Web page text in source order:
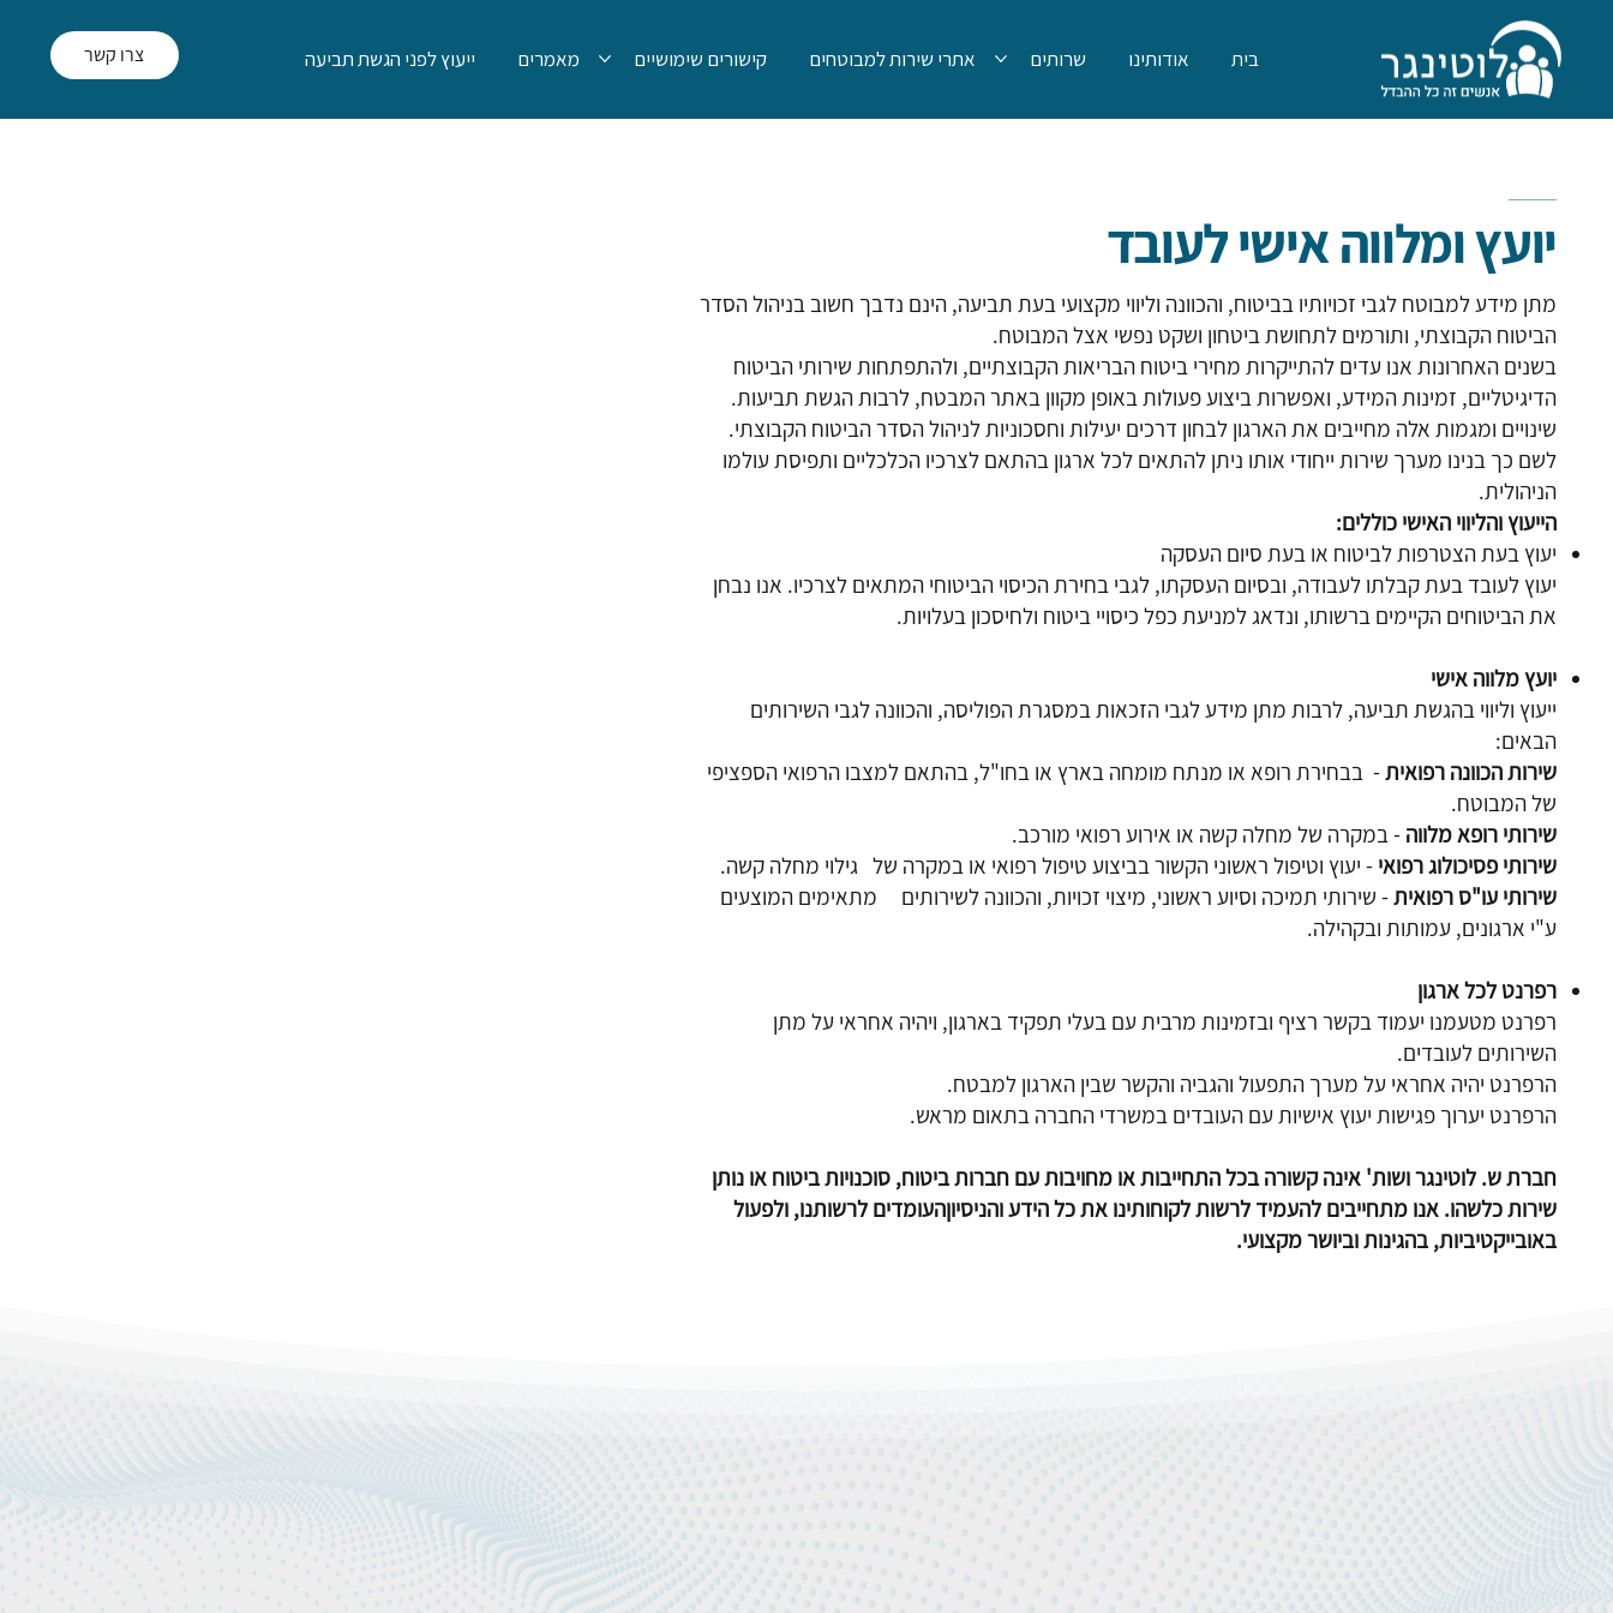
צרו קשר בית אודותינו שרותים אתרי שירות למבוטחים קישורים שימושיים מאמרים ייעוץ לפני הגשת תביעה
יועץ ומלווה אישי לעובד
מתן מידע למבוטח לגבי זכויותיו בביטוח, והכוונה וליווי מקצועי בעת תביעה, הינם נדבך חשוב בניהול הסדר
הביטוח הקבוצתי, ותורמים לתחושת ביטחון ושקט נפשי אצל המבוטח.
בשנים האחרונות אנו עדים להתייקרות מחירי ביטוח הבריאות הקבוצתיים, ולהתפתחות שירותי הביטוח
הדיגיטליים, זמינות המידע, ואפשרות ביצוע פעולות באופן מקוון באתר המבטח, לרבות הגשת תביעות.
שינויים ומגמות אלה מחייבים את הארגון לבחון דרכים יעילות וחסכוניות לניהול הסדר הביטוח הקבוצתי.
לשם כך בנינו מערך שירות ייחודי אותו ניתן להתאים לכל ארגון בהתאם לצרכיו הכלכליים ותפיסת עולמו
הניהולית.
הייעוץ והליווי האישי כוללים:
יעוץ בעת הצטרפות לביטוח או בעת סיום העסקה
יעוץ לעובד בעת קבלתו לעבודה, ובסיום העסקתו, לגבי בחירת הכיסוי הביטוחי המתאים לצרכיו. אנו נבחן
את הביטוחים הקיימים ברשותו, ונדאג למניעת כפל כיסויי ביטוח ולחיסכון בעלויות.
יועץ מלווה אישי​
ייעוץ וליווי בהגשת תביעה, לרבות מתן מידע לגבי הזכאות במסגרת הפוליסה, והכוונה לגבי השירותים
הבאים:
שירות הכוונה רפואית - בבחירת רופא או מנתח מומחה בארץ או בחו"ל, בהתאם למצבו הרפואי הספציפי
של המבוטח.
שירותי רופא מלווה - במקרה של מחלה קשה או אירוע רפואי מורכב.
שירותי פסיכולוג רפואי - יעוץ וטיפול ראשוני הקשור בביצוע טיפול רפואי או במקרה של גילוי מחלה קשה.
שירותי עו"ס רפואית- שירותי תמיכה וסיוע ראשוני, מיצוי זכויות, והכוונה לשירותים מתאימים המוצעים
ע"י ארגונים, עמותות ובקהילה.
רפרנט לכל ארגון
רפרנט מטעמנו יעמוד בקשר רציף ובזמינות מרבית עם בעלי תפקיד בארגון, ויהיה אחראי על מתן
השירותים לעובדים.
הרפרנט יהיה אחראי על מערך התפעול והגביה והקשר שבין הארגון למבטח.
הרפרנט יערוך פגישות יעוץ אישיות עם העובדים במשרדי החברה בתאום מראש.
חברת ש. לוטינגר ושות' אינה קשורה בכל התחייבות או מחויבות עם חברות ביטוח, סוכנויות ביטוח או נותן
שירות כלשהו. אנו מתחייבים להעמיד לרשות לקוחותינו את כל הידע והניסיוןהעומדים לרשותנו, ולפעול
באובייקטיביות, בהגינות וביושר מקצועי.